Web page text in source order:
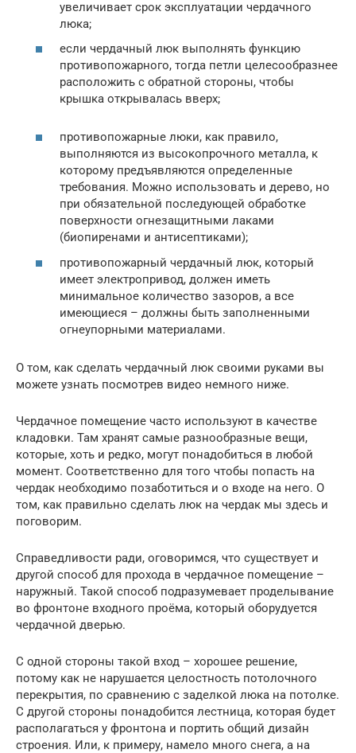
увеличивает срок эксплуатации чердачного
люка;
если чердачный люк выполнять функцию
противопожарного, тогда петли целесообразнее
расположить с обратной стороны, чтобы
крышка открывалась вверх;
противопожарные люки, как правило,
выполняются из высокопрочного металла, к
которому предъявляются определенные
требования. Можно использовать и дерево, но
при обязательной последующей обработке
поверхности огнезащитными лаками
(биопиренами и антисептиками);
противопожарный чердачный люк, который
имеет электропривод, должен иметь
минимальное количество зазоров, а все
имеющиеся – должны быть заполненными
огнеупорными материалами.
О том, как сделать чердачный люк своими руками вы
можете узнать посмотрев видео немного ниже.
Чердачное помещение часто используют в качестве
кладовки. Там хранят самые разнообразные вещи,
которые, хоть и редко, могут понадобиться в любой
момент. Соответственно для того чтобы попасть на
чердак необходимо позаботиться и о входе на него. О
том, как правильно сделать люк на чердак мы здесь и
поговорим.
Справедливости ради, оговоримся, что существует и
другой способ для прохода в чердачное помещение –
наружный. Такой способ подразумевает проделывание
во фронтоне входного проёма, который оборудуется
чердачной дверью.
С одной стороны такой вход – хорошее решение,
потому как не нарушается целостность потолочного
перекрытия, по сравнению с заделкой люка на потолке.
С другой стороны понадобится лестница, которая будет
располагаться у фронтона и портить общий дизайн
строения. Или, к примеру, намело много снега, а на